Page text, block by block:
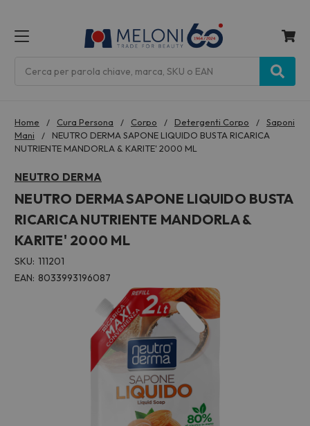
Home Cura Persona Corpo Detergenti Corpo
Saponi
Mani
NEUTRO DERMA SAPONE LIQUIDO BUSTA RICARICA
NUTRIENTE MANDORLA & KARITE' 2000 ML
NEUTRO DERMA
NEUTRO DERMA SAPONE LIQUIDO BUSTA
RICARICA NUTRIENTE MANDORLA &
KARITE' 2000 ML
SKU: 111201
EAN: 8033993196087